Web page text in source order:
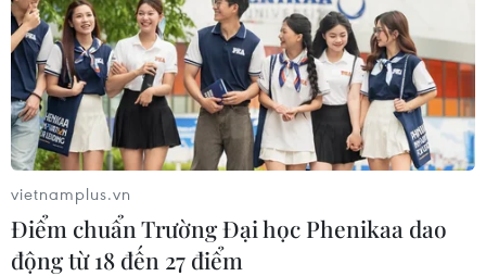
thông đều trên đường bộ, làm chết 56 người, bị thương
87 người.
vietnamplus.vn
Điểm chuẩn Trường Đại học Phenikaa dao
động từ 18 đến 27 điểm